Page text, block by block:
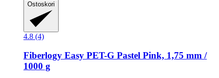
Ostoskori
4.8 (4)
Fiberlogy Easy PET-​G Pastel Pink, 1,75 mm /
1000 g